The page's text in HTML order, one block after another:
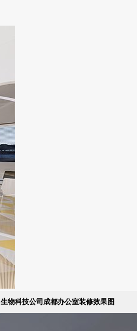
生物科技公司成都办公室装修效果图